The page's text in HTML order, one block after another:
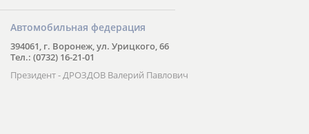
Автомобильная федерация
394061, г. Воронеж, ул. Урицкого, 66
Тел.: (0732) 16-21-01
Президент - ДРОЗДОВ Валерий Павлович